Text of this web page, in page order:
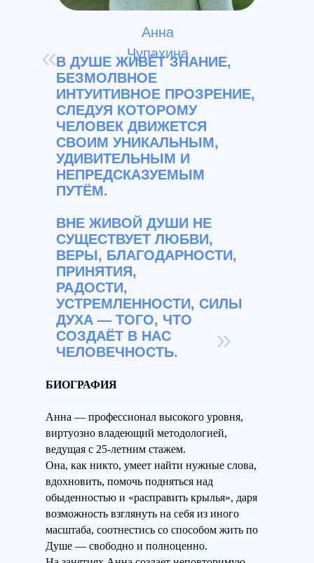
В ДУШЕ ЖИВЁТ ЗНАНИЕ,
БЕЗМОЛВНОЕ
ИНТУИТИВНОЕ ПРОЗРЕНИЕ,
СЛЕДУЯ КОТОРОМУ
ЧЕЛОВЕК ДВИЖЕТСЯ
СВОИМ УНИКАЛЬНЫМ,
УДИВИТЕЛЬНЫМ И
НЕПРЕДСКАЗУЕМЫМ
ПУТЁМ.
ВНЕ ЖИВОЙ ДУШИ НЕ
СУЩЕСТВУЕТ ЛЮБВИ,
ВЕРЫ, БЛАГОДАРНОСТИ,
ПРИНЯТИЯ,
РАДОСТИ,
УСТРЕМЛЕННОСТИ, СИЛЫ
ДУХА — ТОГО, ЧТО
СОЗДАЁТ В НАС
ЧЕЛОВЕЧНОСТЬ.
«
»
Анна
Чупахина
БИОГРАФИЯ
Анна — профессионал высокого уровня,
виртуозно владеющий методологией,
ведущая с 25-летним стажем.
Она, как никто, умеет найти нужные слова,
вдохновить, помочь подняться над
обыденностью и «расправить крылья», даря
возможность взглянуть на себя из иного
масштаба, соотнестись со способом жить по
Душе — свободно и полноценно.